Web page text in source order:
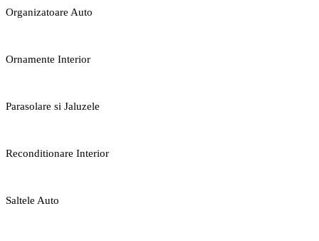
Organizatoare Auto
Ornamente Interior
Parasolare si Jaluzele
Reconditionare Interior
Saltele Auto